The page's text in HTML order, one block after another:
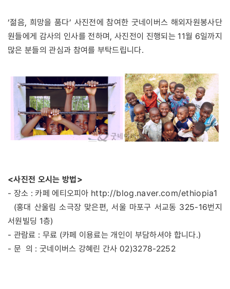
‘젊음, 희망을 품다’ 사진전에 참여한 굿네이버스 해외자원봉사단
원들에게 감사의 인사를 전하며, 사진전이 진행되는 11월 6일까지
많은 분들의 관심과 참여를 부탁드립니다.
<사진전 오시는 방법>
- 장소 : 카페 에티오피아 http://blog.naver.com/ethiopia1
(홍대 산울림 소극장 맞은편, 서울 마포구 서교동 325-16번지
서원빌딩 1층)
- 관람료 : 무료 (카페 이용료는 개인이 부담하셔야 합니다.)
- 문 의 : 굿네이버스 강혜린 간사 02)3278-2252